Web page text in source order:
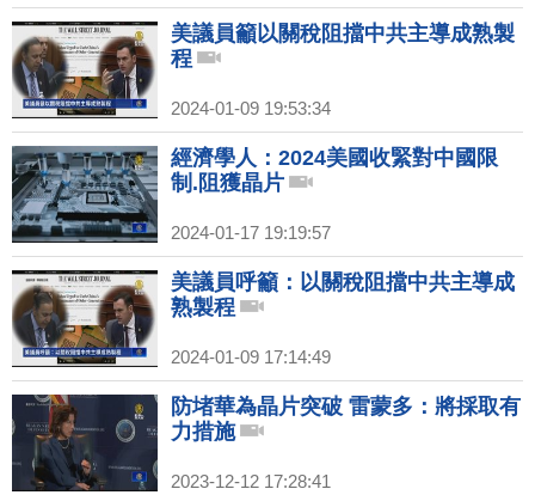
美議員籲以關稅阻擋中共主導成熟製
程
2024-01-09 19:53:34
經濟學人：2024美國收緊對中國限
制.阻獲晶片
2024-01-17 19:19:57
美議員呼籲：以關稅阻擋中共主導成
熟製程
2024-01-09 17:14:49
防堵華為晶片突破 雷蒙多：將採取有
力措施
2023-12-12 17:28:41